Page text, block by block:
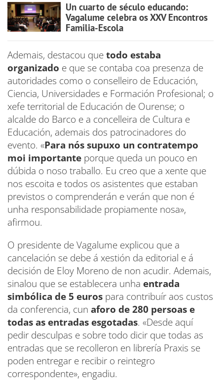
Un cuarto de século educando:
Vagalume celebra os XXV Encontros
Familia-Escola
Ademais, destacou quetodo estaba
organizado e que se contaba coa presenza de
autoridades como o conselleiro de Educación,
Ciencia, Universidades e Formación Profesional; o
xefe territorial de Educación de Ourense; o
alcalde do Barco e a concelleira de Cultura e
Educación, ademais dos patrocinadores do
evento. «Para nós supuxo un contratempo
moi importante porque queda un pouco en
dúbida o noso traballo. Eu creo que a xente que
nos escoita e todos os asistentes que estaban
previstos o comprenderán e verán que non é
unha responsabilidade propiamente nosa»,
afirmou.
O presidente de Vagalume explicou que a
cancelación se debe á xestión da editorial e á
decisión de Eloy Moreno de non acudir. Ademais,
sinalou que se establecera unha entrada
simbólica de 5 euros para contribuír aos custos
da conferencia, cun aforo de 280 persoas e
todas as entradas esgotadas. «Desde aquí
pedir desculpas e sobre todo dicir que todas as
entradas que se recolleron en librería Praxis se
poden entregar e recibir o reintegro
correspondente», engadiu.